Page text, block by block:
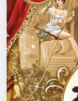
Экскурсии
Спорт
События
Города